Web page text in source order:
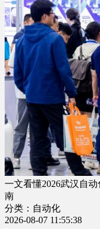
一文看懂2026武汉自
南
分类：自动化
2026-08-07 11:55:38